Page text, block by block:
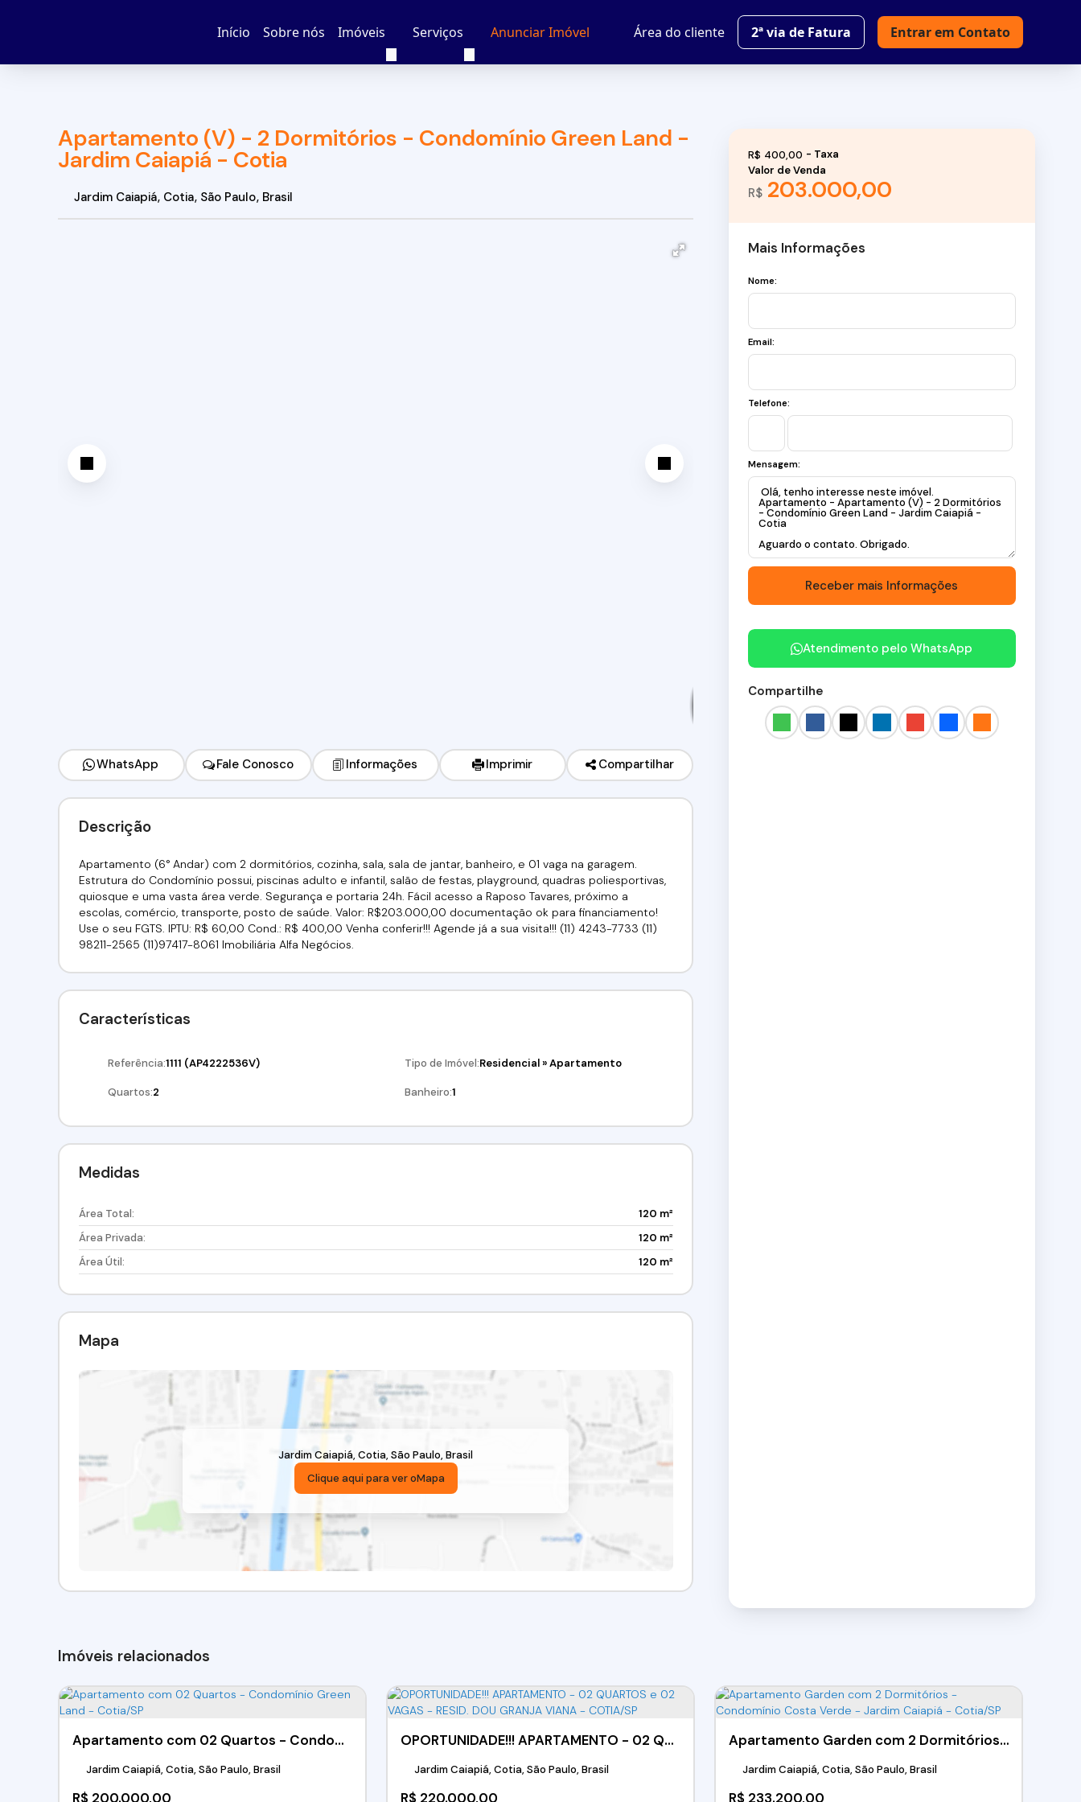
Entrar em Contato
2ª via de Fatura
Área do cliente
Anunciar Imóvel
Serviços
Imóveis
Sobre nós
Início
Apartamento (V) - 2 Dormitórios - Condomínio Green Land -
Jardim Caiapiá - Cotia
Jardim Caiapiá, Cotia, São Paulo, Brasil
WhatsApp Fale Conosco Informações Imprimir Compartilhar
Descrição
Apartamento (6° Andar) com 2 dormitórios, cozinha, sala, sala de jantar, banheiro, e 01 vaga na garagem.
Estrutura do Condomínio possui, piscinas adulto e infantil, salão de festas, playground, quadras poliesportivas,
quiosque e uma vasta área verde. Segurança e portaria 24h. Fácil acesso a Raposo Tavares, próximo a
escolas, comércio, transporte, posto de saúde. Valor: R$203.000,00 documentação ok para financiamento!
Use o seu FGTS. IPTU: R$ 60,00 Cond.: R$ 400,00 Venha conferir!!! Agende já a sua visita!!! (11) 4243-7733 (11)
98211-2565 (11)97417-8061 Imobiliária Alfa Negócios.
Características
Referência:1111 (AP4222536V) Tipo de Imóvel:Residencial»Apartamento
Quartos:2 Banheiro:1
Medidas
Área Total:
120 m²
Área Privada:
120 m²
Área Útil:
120 m²
Mapa
Jardim Caiapiá, Cotia, São Paulo, Brasil
Clique aqui para ver oMapa
R$203.000,00
Valor de Venda
R$ 400,00
Mais Informações
Nome:
Email:
Telefone:
Mensagem:
Atendimento peloWhatsApp
Compartilhe
Imóveis relacionados
Apartamento com 02 Quartos - Condomínio Green Land - Cotia/SP
R$ 200.000,00
Jardim Caiapiá, Cotia, São Paulo, Brasil
OPORTUNIDADE!!! APARTAMENTO - 02 QUARTOS e 02 VAGAS - RESID. DOU GRANJA VIANA - COTIA/SP
R$ 220.000,00
Jardim Caiapiá, Cotia, São Paulo, Brasil
Apartamento Garden com 2 Dormitórios - Condomínio Costa Verde - Jardim Caiapiá - Cotia/SP
R$ 233.200,00
Jardim Caiapiá, Cotia, São Paulo, Brasil